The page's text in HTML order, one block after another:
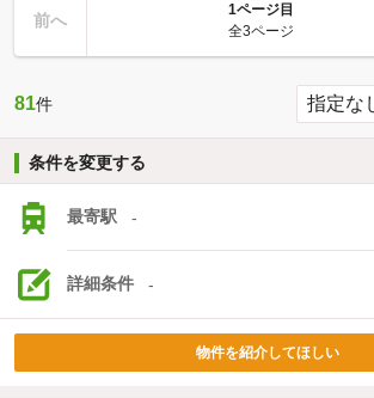
前へ
1ページ目
全3ページ
81件
条件を変更する
最寄駅 -
詳細条件 -
物件を紹介してほしい